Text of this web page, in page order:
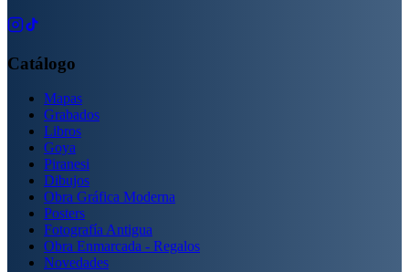
Catálogo
Mapas
Grabados
Libros
Goya
Piranesi
Dibujos
Obra Gráfica Moderna
Posters
Fotografía Antigua
Obra Enmarcada - Regalos
Novedades